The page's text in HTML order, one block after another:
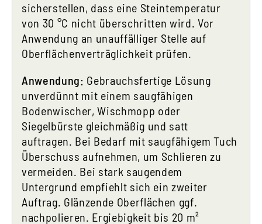
sicherstellen, dass eine Steintemperatur
von 30 °C nicht überschritten wird. Vor
Anwendung an unauffälliger Stelle auf
Oberflächenverträglichkeit prüfen.
Anwendung: Gebrauchsfertige Lösung
unverdünnt mit einem saugfähigen
Bodenwischer, Wischmopp oder
Siegelbürste gleichmäßig und satt
auftragen. Bei Bedarf mit saugfähigem Tuch
Überschuss aufnehmen, um Schlieren zu
vermeiden. Bei stark saugendem
Untergrund empfiehlt sich ein zweiter
Auftrag. Glänzende Oberflächen ggf.
nachpolieren. Ergiebigkeit bis 20 m²